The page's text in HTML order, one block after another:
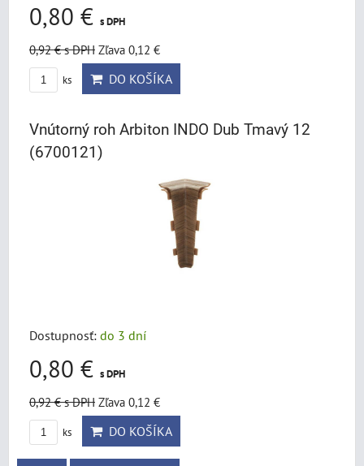
0,80 € s DPH
0,92 €s DPH Zľava 0,12 €
ks DO KOŠÍKA
Vnútorný roh Arbiton INDO Dub Tmavý 12
(6700121)
Dostupnosť: do 3 dní
0,80 € s DPH
0,92 €s DPH Zľava 0,12 €
ks DO KOŠÍKA